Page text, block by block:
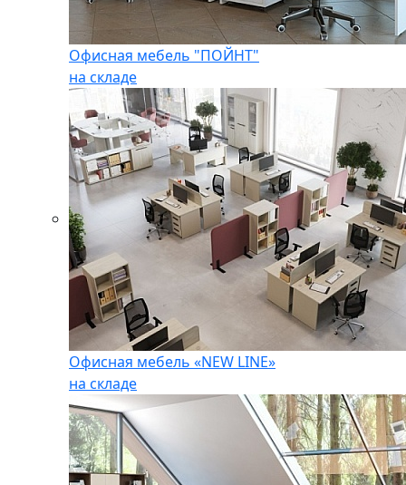
Офисная мебель "ПОЙНТ"
на складе
Офисная мебель «NEW LINE»
на складе